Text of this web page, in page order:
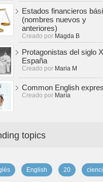
Estados financieros
(nombres nuevos y
anteriores)
Creado por Magda B
Protagonistas del siglo
España
Creado por Maria M
Common English
Creado por María
topics
English 20